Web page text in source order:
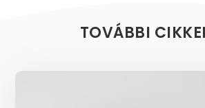
TOVÁBBI